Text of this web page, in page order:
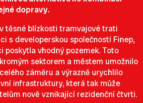
dopravy.
těsné blízkosti tramvajové trati
s developerskou společností Finep,
poskytla vhodný pozemek. Toto
sektorem a městem umožnilo
záměru a výrazně urychlilo
infrastruktury, která tak může
nově vznikající rezidenční čtvrti.